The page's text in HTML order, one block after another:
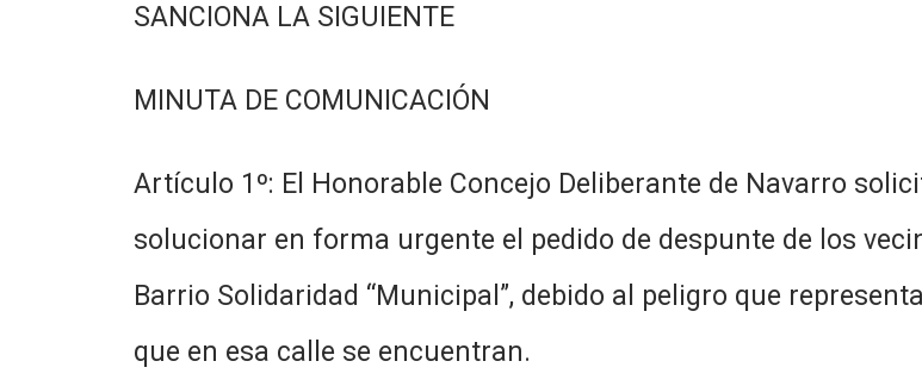
SANCIONA LA SIGUIENTE
MINUTA DE COMUNICACIÓN
Artículo 1º: El Honorable Concejo Deliberante de Navarro
solucionar en forma urgente el pedido de despunte de los
Barrio Solidaridad “Municipal”, debido al peligro que
que en esa calle se encuentran.